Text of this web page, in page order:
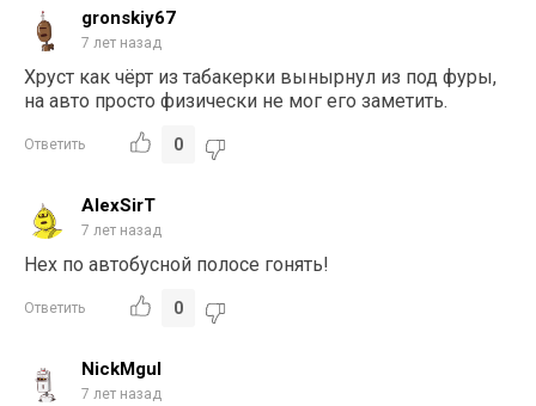
gronskiy67
7 лет назад
Хруст как чёрт из табакерки вынырнул из под фуры,
на авто просто физически не мог его заметить.
Ответить 0
AlexSirT
7 лет назад
Нех по автобусной полосе гонять!
Ответить 0
NickMgul
7 лет назад